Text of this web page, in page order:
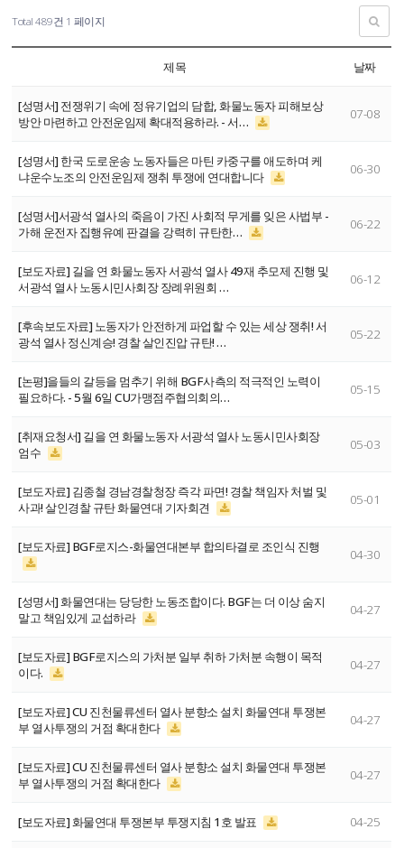
Total 489건 1 페이지
제목 날짜
[성명서] 전쟁위기 속에 정유기업의 담합, 화물노동자 피해보상
방안 마련하고 안전운임제 확대적용하라. - 서…
07-08
[성명서] 한국 도로운송 노동자들은 마틴 카중구를 애도하며 케
냐운수노조의 안전운임제 쟁취 투쟁에 연대합니다
06-30
[성명서]서광석 열사의 죽음이 가진 사회적 무게를 잊은 사법부 -
가해 운전자 집행유예 판결을 강력히 규탄한…
06-22
[보도자료] 길을 연 화물노동자 서광석 열사 49재 추모제 진행 및
서광석 열사 노동시민사회장 장례위원회 …
06-12
[후속보도자료] 노동자가 안전하게 파업할 수 있는 세상 쟁취! 서
광석 열사 정신계승! 경찰 살인진압 규탄! …
05-22
[논평]을들의 갈등을 멈추기 위해 BGF사측의 적극적인 노력이
필요하다. - 5월 6일 CU가맹점주협의회의…
05-15
[취재요청서] 길을 연 화물노동자 서광석 열사 노동시민사회장
엄수
05-03
[보도자료] 김종철 경남경찰청장 즉각 파면! 경찰 책임자 처벌 및
사과! 살인경찰 규탄 화물연대 기자회견
05-01
[보도자료] BGF로지스-화물연대본부 합의타결로 조인식 진행 04-30
[성명서] 화물연대는 당당한 노동조합이다. BGF는 더 이상 숨지
말고 책임있게 교섭하라
04-27
[보도자료] BGF로지스의 가처분 일부 취하 가처분 속행이 목적
이다.
04-27
[보도자료] CU 진천물류센터 열사 분향소 설치 화물연대 투쟁본
부 열사투쟁의 거점 확대한다
04-27
[보도자료] CU 진천물류센터 열사 분향소 설치 화물연대 투쟁본
부 열사투쟁의 거점 확대한다
04-27
[보도자료] 화물연대 투쟁본부 투쟁지침 1호 발표 04-25